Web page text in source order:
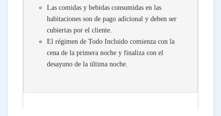
Las comidas y bebidas consumidas en las
habitaciones son de pago adicional y deben ser
cubiertas por el cliente.
El régimen de Todo Incluido comienza con la
cena de la primera noche y finaliza con el
desayuno de la última noche.